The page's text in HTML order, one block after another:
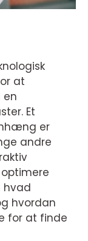
at
en
Et
er
andre
hvad
hvordan
for at finde